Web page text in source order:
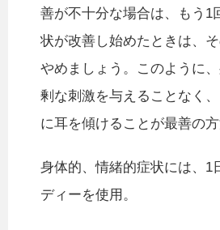
善が不十分な場合は、もう1
状が改善し始めたときは、
やめましょう。このように
剰な刺激を与えることなく
に耳を傾けることが最善の方
身体的、情緒的症状には、1
ディーを使用。